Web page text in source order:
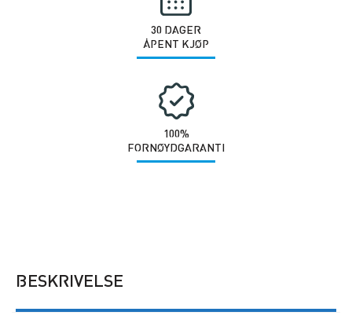
30 DAGER
ÅPENT KJØP
100%
FORNØYDGARANTI
BESKRIVELSE